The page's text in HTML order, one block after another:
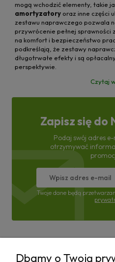
mogą wchodzić elementy, takie
amortyzatory oraz inne części
zestawu naprawczego pozwala
przywrócenie pełnej sprawności
na komfort i bezpieczeństwo
podkreślają, że zestawy
długotrwałe efekty i są
perspektywie.
Czytaj
Zapisz się do
Podaj swój adres
otrzymywać
Twoje dane będą
Dbamy o Twoją